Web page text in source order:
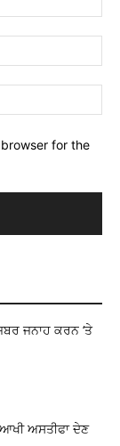
for the
ਜਨਾਹ ਕਰਨ ‘ਤੇ
ਅਸਤੀਫਾ ਦੇਣ